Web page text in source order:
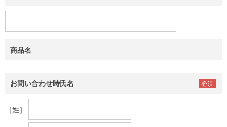
商品名
お問い合わせ時氏名
［姓］